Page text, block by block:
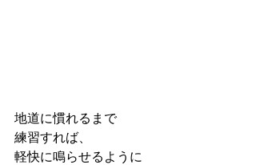
地道に慣れるまで
練習すれば、
軽快に鳴らせるように